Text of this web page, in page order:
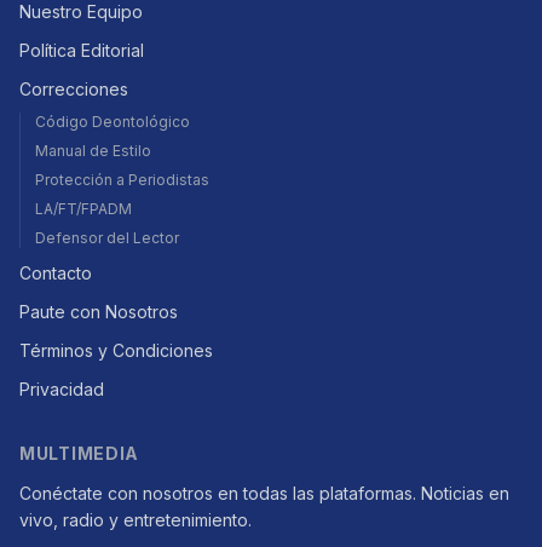
Nuestro Equipo
Política Editorial
Correcciones
Código Deontológico
Manual de Estilo
Protección a Periodistas
LA/FT/FPADM
Defensor del Lector
Contacto
Paute con Nosotros
Términos y Condiciones
Privacidad
MULTIMEDIA
Conéctate con nosotros en todas las plataformas. Noticias en
vivo, radio y entretenimiento.